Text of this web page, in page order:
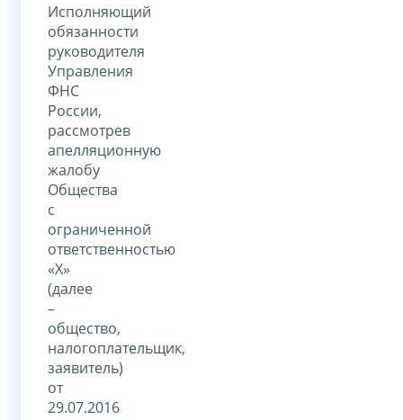
Исполняющий
обязанности
руководителя
Управления
ФНС
России,
рассмотрев
апелляционную
жалобу
Общества
с
ограниченной
ответственностью
«Х»
(далее
–
общество,
налогоплательщик,
заявитель)
от
29.07.2016